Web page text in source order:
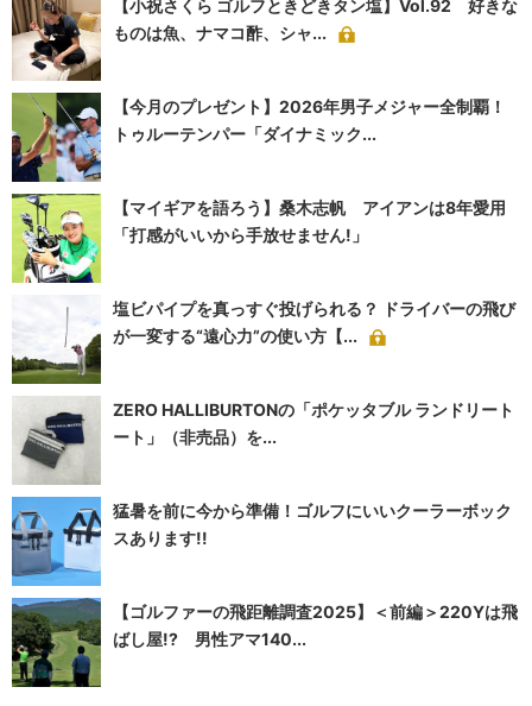
【小祝さくら ゴルフときどきタン塩】Vol.92 好きな
ものは魚、ナマコ酢、シャ...
【今月のプレゼント】2026年男子メジャー全制覇！
トゥルーテンパー「ダイナミック...
【マイギアを語ろう】桑木志帆 アイアンは8年愛用
「打感がいいから手放せません!」
塩ビパイプを真っすぐ投げられる？ ドライバーの飛び
が一変する“遠心力”の使い方【...
ZERO HALLIBURTONの「ポケッタブル ランドリート
ート」（非売品）を...
猛暑を前に今から準備！ゴルフにいいクーラーボック
スあります!!
【ゴルファーの飛距離調査2025】＜前編＞220Yは飛
ばし屋!? 男性アマ140...